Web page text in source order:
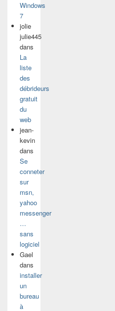
Windows
7
jolie
julie445
dans
La
liste
des
débrideurs
gratuit
du
web
jean-
kevin
dans
Se
conneter
sur
msn,
yahoo
messenger
…
sans
logiciel
Gael
dans
installer
un
bureau
à